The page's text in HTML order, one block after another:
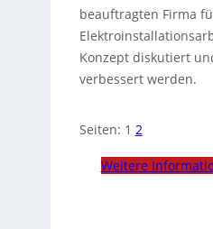
beauftragten Firma
Konzept diskutiert
verbessert werden.
Seiten: 1 2
Weitere